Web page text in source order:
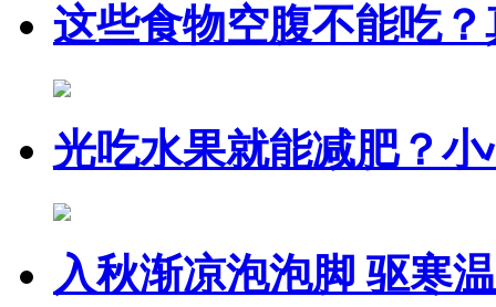
这些食物空腹不能吃
光吃水果就能减肥？
入秋渐凉泡泡脚 驱寒